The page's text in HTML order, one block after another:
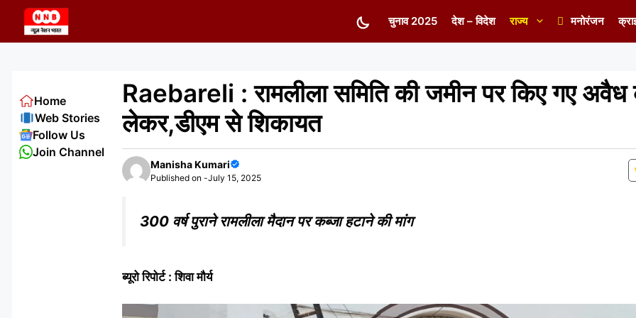
content
चुनाव 2025 देश – विदेश राज्य मनोरंजन
Raebareli : रामलीला समिति की जमीन पर किए गए
लेकर,डीएम से शिकायत
Manisha Kumari
Published on -July 15, 2025
300 वर्ष पुराने रामलीला मैदान पर कब्जा हटाने की मांग
ब्यूरो रिपोर्ट : शिवा मौर्य
Home
Web Stories
Follow Us
Join Channel